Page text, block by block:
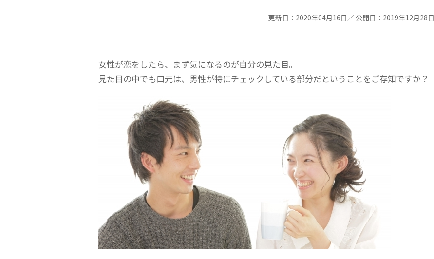
更新日：2020年04月16日／ 公開日：2019年12月28日
女性が恋をしたら、まず気になるのが自分の見た目。
見た目の中でも口元は、男性が特にチェックしている部分だということをご存知ですか？